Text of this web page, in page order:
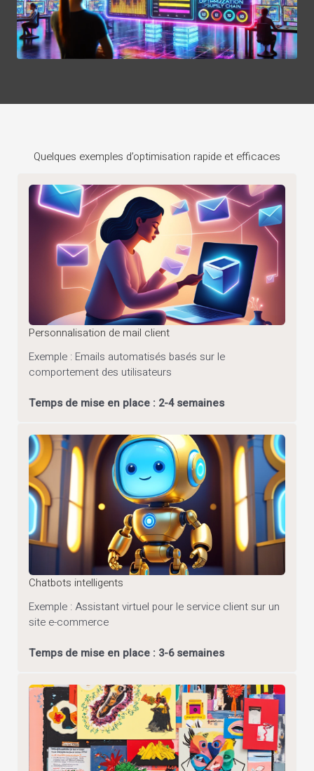
Quelques exemples d’optimisation rapide et efficaces
Personnalisation de mail client
Exemple : Emails automatisés basés sur le
comportement des utilisateurs
Temps de mise en place : 2-4 semaines
Chatbots intelligents
Exemple : Assistant virtuel pour le service client sur un
site e-commerce
Temps de mise en place : 3-6 semaines